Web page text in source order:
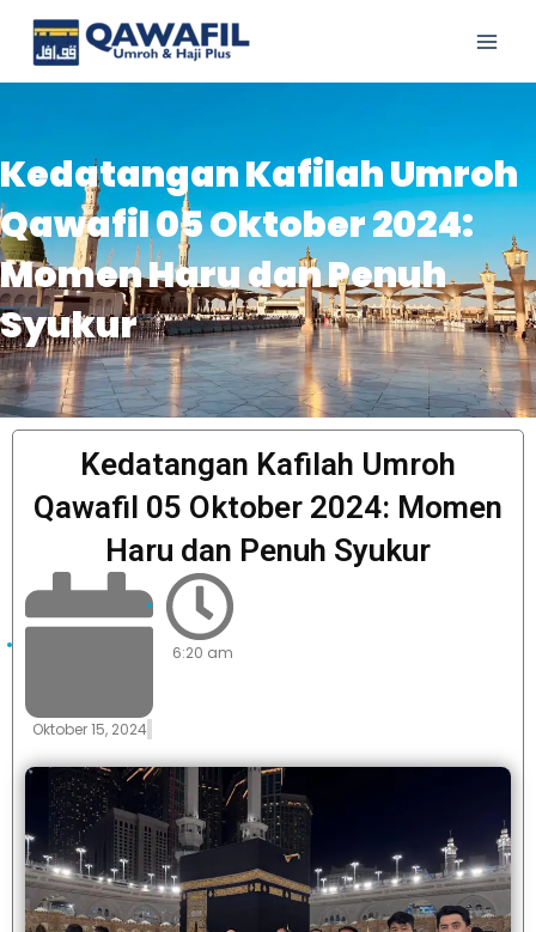
konten
Kedatangan Kafilah Umroh
Qawafil 05 Oktober 2024:
Momen Haru dan Penuh
Syukur
Kedatangan Kafilah Umroh
Qawafil 05 Oktober 2024: Momen
Haru dan Penuh Syukur
Oktober 15, 2024
6:20 am